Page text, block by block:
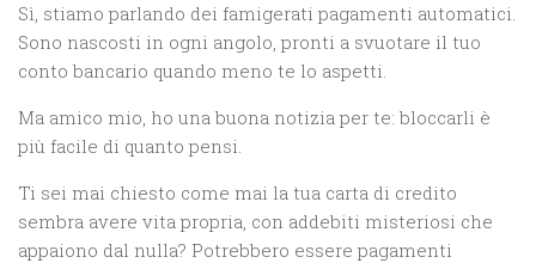
Sì, stiamo parlando dei famigerati pagamenti automatici.
Sono nascosti in ogni angolo, pronti a svuotare il tuo
conto bancario quando meno te lo aspetti.
Ma amico mio, ho una buona notizia per te: bloccarli è
più facile di quanto pensi.
Ti sei mai chiesto come mai la tua carta di credito
sembra avere vita propria, con addebiti misteriosi che
appaiono dal nulla? Potrebbero essere pagamenti